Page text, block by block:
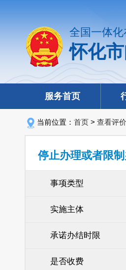
全国一体
怀化
服务首页
当前位置： 首页 > 查看评价
停止办理或者限
事项类型
实施主体
承诺办结时限
是否收费